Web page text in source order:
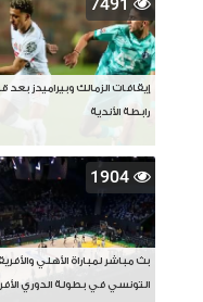
7491
إيقافات الزمالك وبيراميدز بعد
رابطة الأندية
1904
بث مباشر لمباراة الأهلي
التونسي في بطولة الدوري